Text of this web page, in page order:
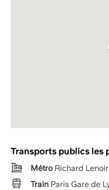
Transports publics les
MétroRichard Lenoir
TrainParis Gare de